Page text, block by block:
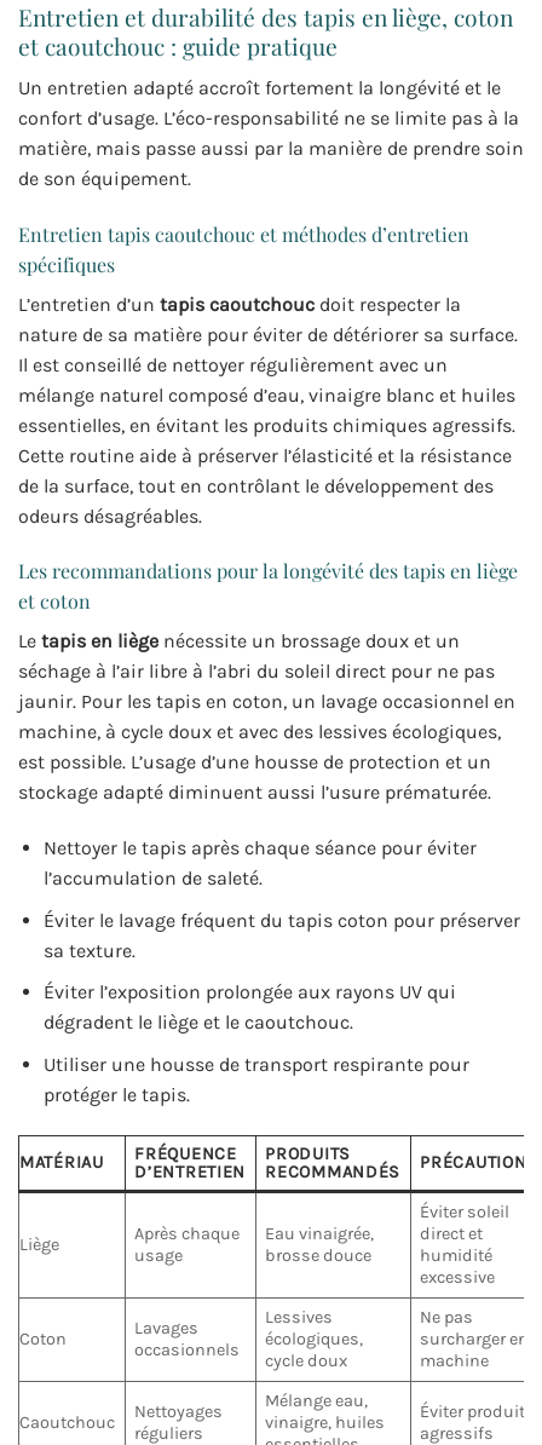
Entretien et durabilité des tapis en liège, coton
et caoutchouc : guide pratique
Un entretien adapté accroît fortement la longévité et le
confort d’usage. L’éco-responsabilité ne se limite pas à la
matière, mais passe aussi par la manière de prendre soin
de son équipement.
Entretien tapis caoutchouc et méthodes d’entretien
spécifiques
L’entretien d’un tapis caoutchouc doit respecter la
nature de sa matière pour éviter de détériorer sa surface.
Il est conseillé de nettoyer régulièrement avec un
mélange naturel composé d’eau, vinaigre blanc et huiles
essentielles, en évitant les produits chimiques agressifs.
Cette routine aide à préserver l’élasticité et la résistance
de la surface, tout en contrôlant le développement des
odeurs désagréables.
Les recommandations pour la longévité des tapis en liège
et coton
Le tapis en liège nécessite un brossage doux et un
séchage à l’air libre à l’abri du soleil direct pour ne pas
jaunir. Pour les tapis en coton, un lavage occasionnel en
machine, à cycle doux et avec des lessives écologiques,
est possible. L’usage d’une housse de protection et un
stockage adapté diminuent aussi l’usure prématurée.
Nettoyer le tapis après chaque séance pour éviter
l’accumulation de saleté.
Éviter le lavage fréquent du tapis coton pour préserver
sa texture.
Éviter l’exposition prolongée aux rayons UV qui
dégradent le liège et le caoutchouc.
Utiliser une housse de transport respirante pour
protéger le tapis.
MATÉRIAU
FRÉQUENCE
D’ENTRETIEN
PRODUITS
RECOMMANDÉS
PRÉCAUTIONS
Liège
Après chaque
usage
Eau vinaigrée,
brosse douce
Éviter soleil
direct et
humidité
excessive
Coton
Lavages
occasionnels
Lessives
écologiques,
cycle doux
Ne pas
surcharger en
machine
Caoutchouc
Nettoyages
réguliers
Mélange eau,
vinaigre, huiles
Éviter produits
agressifs